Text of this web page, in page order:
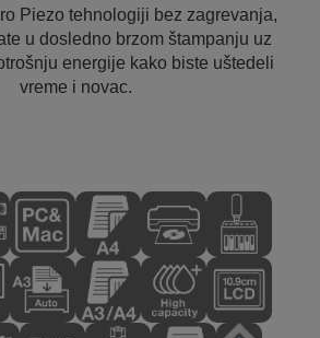
Piezo tehnologiji bez zagrevanja,
u dosledno brzom štampanju uz
energije kako biste uštedeli
vreme i novac.